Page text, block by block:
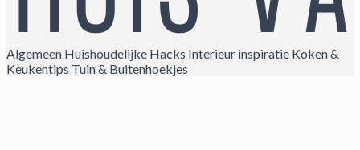
Algemeen Huishoudelijke Hacks Interieur inspiratie Koken &
Keukentips Tuin & Buitenhoekjes